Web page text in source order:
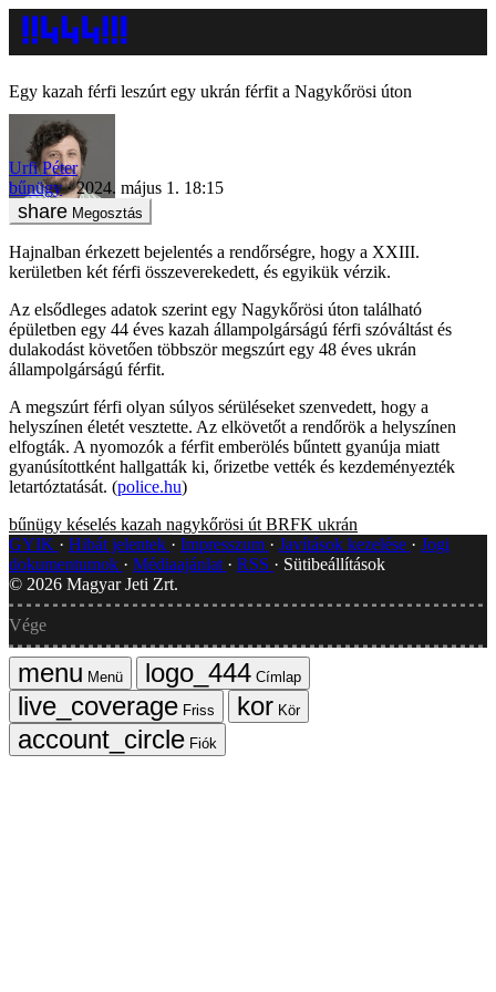
Egy kazah férfi leszúrt egy ukrán férfit a Nagykőrösi úton
Urfi Péter
bűnügy
2024. május 1. 18:15
Megosztás
Hajnalban érkezett bejelentés a rendőrségre, hogy a XXIII.
kerületben két férfi összeverekedett, és egyikük vérzik.
Az elsődleges adatok szerint egy Nagykőrösi úton található
épületben egy 44 éves kazah állampolgárságú férfi szóváltást és
dulakodást követően többször megszúrt egy 48 éves ukrán
állampolgárságú férfit.
A megszúrt férfi olyan súlyos sérüléseket szenvedett, hogy a
helyszínen életét vesztette. Az elkövetőt a rendőrök a helyszínen
elfogták. A nyomozók a férfit emberölés bűntett gyanúja miatt
gyanúsítottként hallgatták ki, őrizetbe vették és kezdeményezték
letartóztatását. (police.hu)
bűnügy késelés kazah nagykőrösi út BRFK ukrán
GYIK
Hibát jelentek Impresszum Javítások kezelése
Jogi
dokumentumok
Médiaajánlat RSS
Sütibeállítások
© 2026 Magyar Jeti Zrt.
Vége
Menü
Címlap
Friss
Kör
Fiók